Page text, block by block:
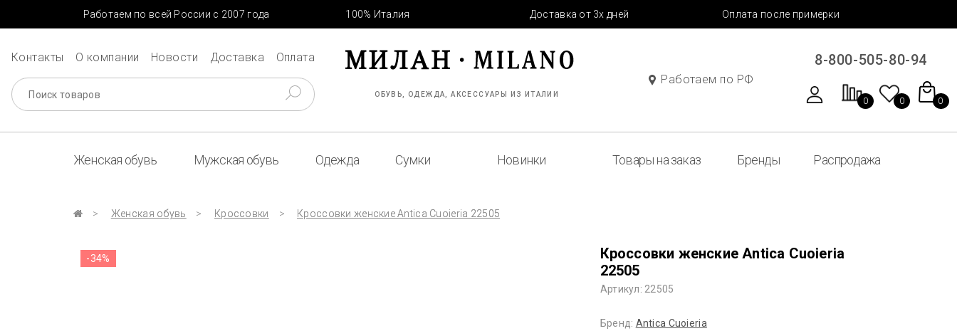
Работаем по всей России с 2007 года 100% Италия Доставка от 3х дней Оплата после примерки
Контакты О компании Новости Доставка Оплата
ОБУВЬ, ОДЕЖДА, АКСЕССУАРЫ ИЗ ИТАЛИИ
Работаем по РФ
8-800-505-80-94
0 0 0
Женская обувь Мужская обувь Одежда Сумки Новинки Товары на заказ Бренды Распродажа
Женская обувь Кроссовки Кроссовки женские Antica Cuoieria 22505
-34%
Кроссовки женские Antica Cuoieria
22505
Артикул: 22505
Бренд: Antica Cuoieria